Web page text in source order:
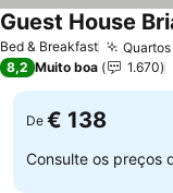
Bed & Breakfast
Guest House
8,2 Muito boa 1.670
De € 138
Consulte os preços